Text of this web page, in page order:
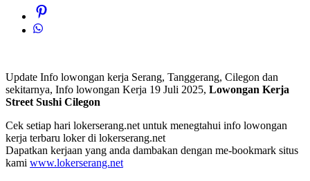
Update Info lowongan kerja Serang, Tanggerang, Cilegon dan
sekitarnya, Info lowongan Kerja 19 Juli 2025, Lowongan Kerja
Street Sushi Cilegon
Cek setiap hari lokerserang.net untuk menegtahui info lowongan
kerja terbaru loker di lokerserang.net
Dapatkan kerjaan yang anda dambakan dengan me-bookmark situs
kami www.lokerserang.net